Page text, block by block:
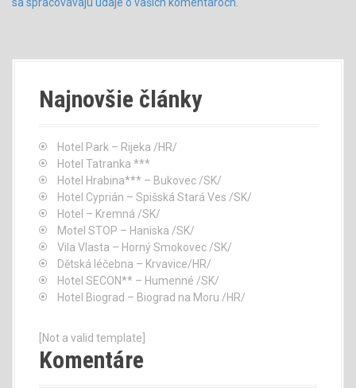
sa spracovávajú údaje o vašich komentároch.
Najnovšie články
Hotel Park – Rijeka /HR/
Hotel Tatranka ***
Hotel Hrabina*** – Bukovec /SK/
Hotel Cyprián – Spišská Stará Ves /SK/
Hotel – Kremná /SK/
Motel STOP – Haniska /SK/
Vila Vlasta – Horný Smokovec /SK/
Dětská léčebna – Krvavice/HR/
Hotel SECON** – Humenné /SK/
Hotel Biograd – Biograd na Moru /HR/
[Not a valid template]
Komentáre